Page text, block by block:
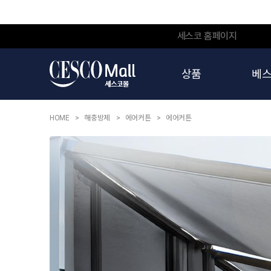
세스코 홈페이지
상품 베
HOME 해충방제 에어커튼 에어커튼